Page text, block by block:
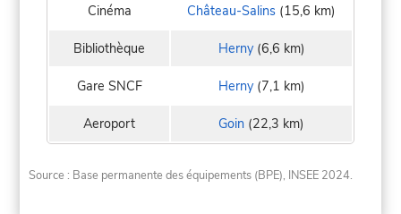
Cinéma Château-Salins (15,6 km)
Bibliothèque Herny(6,6 km)
Gare SNCF Herny(7,1 km)
Aeroport Goin (22,3 km)
Source : Base permanente des équipements (BPE), INSEE 2024.